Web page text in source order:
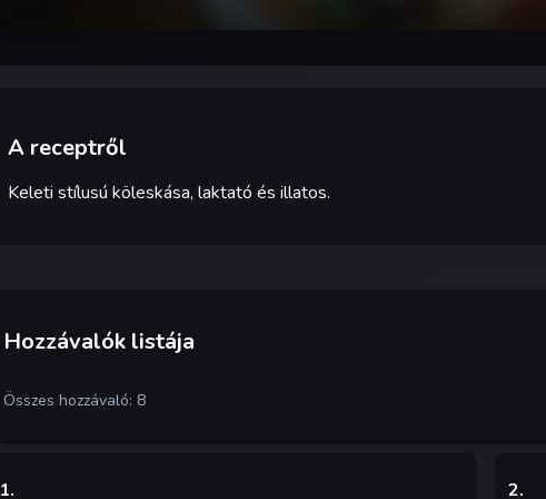
A receptről
Keleti stílusú köleskása, laktató és illatos.
Hozzávalók listája
Összes hozzávaló: 8
1. 2.